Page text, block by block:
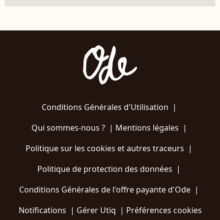
Conditions Générales d'Utilisation |
Qui sommes-nous ?| Mentions légales |
Politique sur les cookies et autres traceurs |
Politique de protection des données |
Conditions Générales de l'offre payante d'Ode |
Notifications | Gérer Utiq | Préférences cookies